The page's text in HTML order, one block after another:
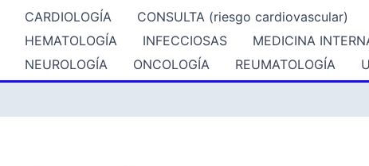
CARDIOLOGÍA CONSULTA (riesgo cardiovascular)
HEMATOLOGÍA
INFECCIOSAS MEDICINA
NEUROLOGÍA
ONCOLOGÍA REUMATOLOGÍA